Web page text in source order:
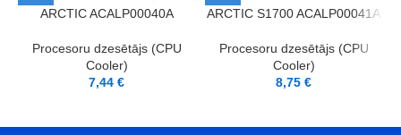
ARCTIC ACALP00040A
Procesoru dzesētājs (CPU
Cooler)
7,44€
ARCTIC S1700 ACALP00041A
Procesoru dzesētājs (CPU
Cooler)
8,75€